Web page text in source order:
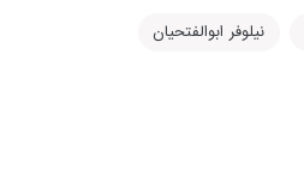
نیلوفر ابوالفتحیان